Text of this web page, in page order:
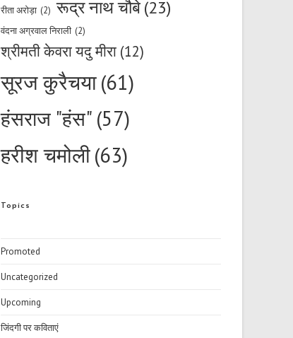
रीता अरोड़ा (2) रूद्र नाथ चौबे(23)
वंदना अग्रवाल निराली (2)
श्रीमती केवरा यदु मीरा (12)
सूरज कुरैचया(61)
हंसराज "हंस" (57)
हरीश चमोली(63)
Topics
Promoted
Uncategorized
Upcoming
जिंदगी पर कविताएं